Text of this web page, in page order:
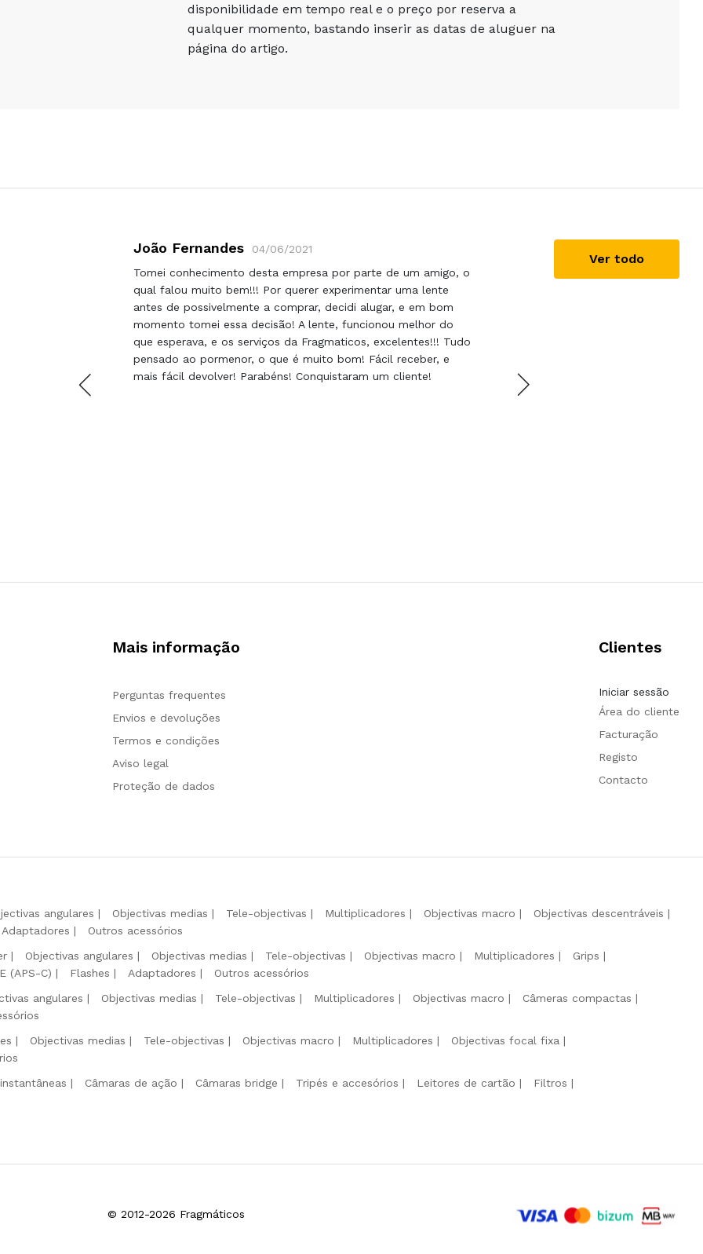
disponibilidade em tempo real e o preço por reserva a
qualquer momento, bastando inserir as datas de aluguer na
página do artigo.
João Fernandes
04/06/2021
Tomei conhecimento desta empresa por parte de um amigo, o
qual falou muito bem!!! Por querer experimentar uma lente
antes de possivelmente a comprar, decidi alugar, e em bom
momento tomei essa decisão! A lente, funcionou melhor do
que esperava, e os serviços da Fragmaticos, excelentes!!! Tudo
pensado ao pormenor, o que é muito bom! Fácil receber, e
mais fácil devolver! Parabéns! Conquistaram um cliente!
Javier Freire
Ver todo
Mais informação
Perguntas frequentes
Envios e devoluções
Termos e condições
Aviso legal
Proteção de dados
Clientes
Iniciar sessão
Área do cliente
Facturação
Registo
Contacto
angulares Objectivas medias Tele-objectivas Multiplicadores Objectivas macro
Objectivas descentráveis
Adaptadores
Outros acessórios
Objectivas angulares Objectivas medias Tele-objectivas Objectivas macro Multiplicadores
Grips
(APS-C) Flashes Adaptadores
Outros acessórios
angulares Objectivas medias Tele-objectivas Multiplicadores Objectivas macro
Câmeras compactas
Objectivas medias Tele-objectivas Objectivas macro Multiplicadores
Objectivas focal fixa
Câmaras de ação Câmaras bridge Tripés e accesórios Leitores de cartão
Filtros
© 2012-2026 Fragmáticos